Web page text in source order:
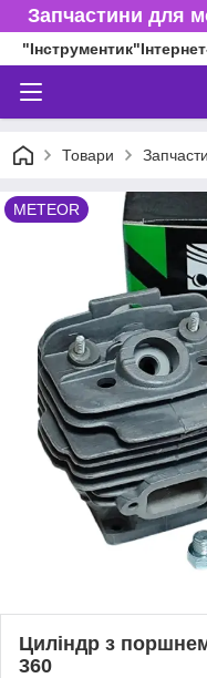
Запчастини для
Товари
METEOR
Циліндр з
360